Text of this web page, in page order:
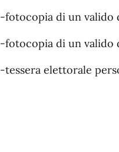
-fotocopia di un valido
-fotocopia di un valido
-tessera elettorale